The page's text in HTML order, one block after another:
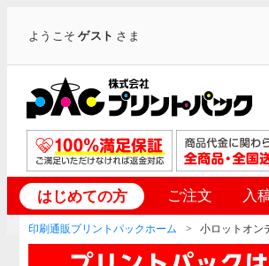
ようこそゲスト さま
はじめての方 ご注文 入
印刷通販プリントパックホーム 小ロットオン